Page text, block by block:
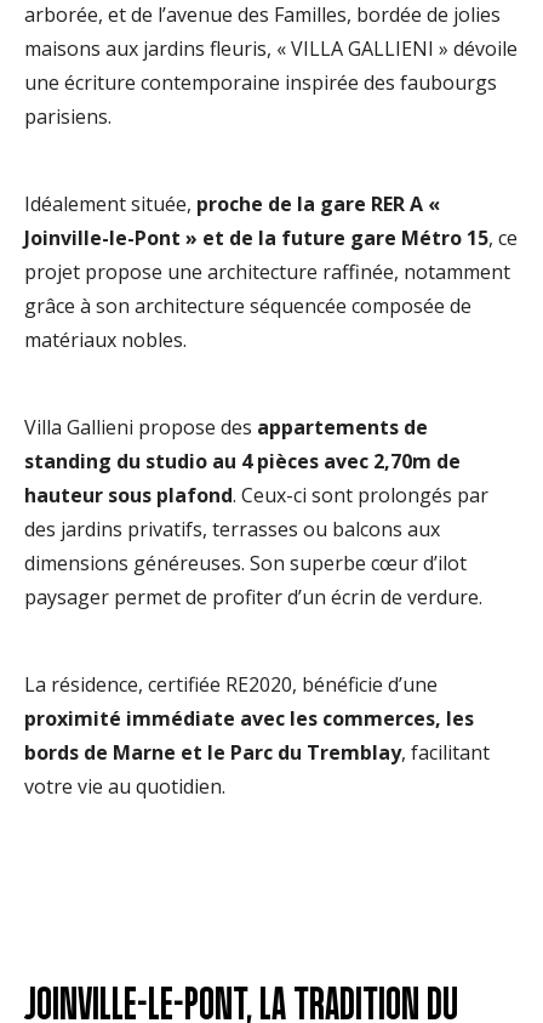
arborée, et de l’avenue des Familles, bordée de jolies
maisons aux jardins fleuris, « VILLA GALLIENI » dévoile
une écriture contemporaine inspirée des faubourgs
parisiens.
Idéalement située, proche de la gare RER A «
Joinville-le-Pont » et de la future gare Métro 15, ce
projet propose une architecture raffinée, notamment
grâce à son architecture séquencée composée de
matériaux nobles.
Villa Gallieni propose des appartements de
standing du studio au 4 pièces avec 2,70m de
hauteur sous plafond. Ceux-ci sont prolongés par
des jardins privatifs, terrasses ou balcons aux
dimensions généreuses. Son superbe cœur d’ilot
paysager permet de profiter d’un écrin de verdure.
La résidence, certifiée RE2020, bénéficie d’une
proximité immédiate avec les commerces, les
bords de Marne et le Parc du Tremblay, facilitant
votre vie au quotidien.
JOINVILLE-LE-PONT, LA TRADITION DU